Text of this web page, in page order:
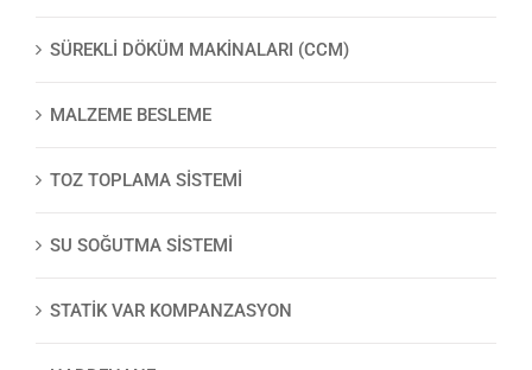
SÜREKLI DÖKÜM MAKINALARI (CCM)
MALZEME BESLEME
TOZ TOPLAMA SISTEMI
SU SOĞUTMA SISTEMI
STATIK VAR KOMPANZASYON